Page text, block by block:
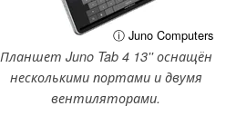
ⓘ Juno Computers
Планшет Juno Tab 4 13'' оснащён
несколькими портами и двумя
вентиляторами.